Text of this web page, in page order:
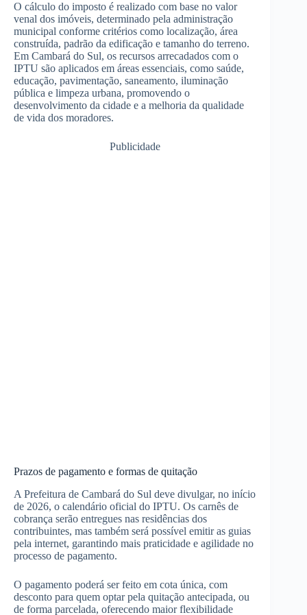
O cálculo do imposto é realizado com base no valor
venal dos imóveis, determinado pela administração
municipal conforme critérios como localização, área
construída, padrão da edificação e tamanho do terreno.
Em Cambará do Sul, os recursos arrecadados com o
IPTU são aplicados em áreas essenciais, como saúde,
educação, pavimentação, saneamento, iluminação
pública e limpeza urbana, promovendo o
desenvolvimento da cidade e a melhoria da qualidade
de vida dos moradores.
Publicidade
Prazos de pagamento e formas de quitação
A Prefeitura de Cambará do Sul deve divulgar, no início
de 2026, o calendário oficial do IPTU. Os carnês de
cobrança serão entregues nas residências dos
contribuintes, mas também será possível emitir as guias
pela internet, garantindo mais praticidade e agilidade no
processo de pagamento.
O pagamento poderá ser feito em cota única, com
desconto para quem optar pela quitação antecipada, ou
de forma parcelada, oferecendo maior flexibilidade